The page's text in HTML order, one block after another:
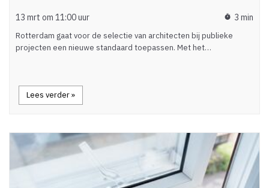
13 mrt om 11:00 uur timer 3 min
Rotterdam gaat voor de selectie van architecten bij publieke
projecten een nieuwe standaard toepassen. Met het…
Lees verder »